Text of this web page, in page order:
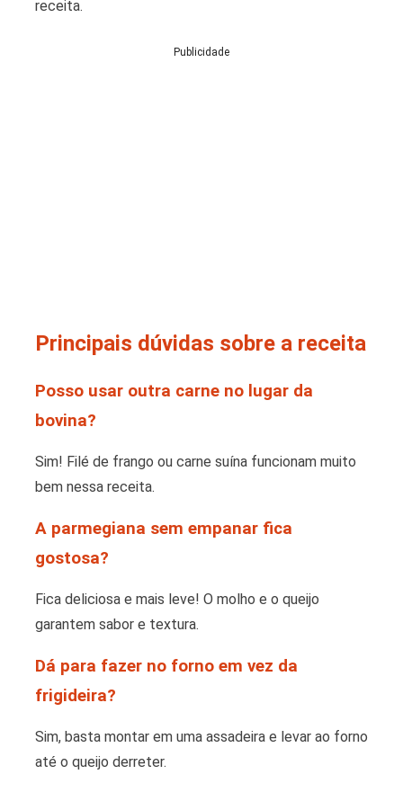
receita.
Publicidade
Principais dúvidas sobre a receita
Posso usar outra carne no lugar da
bovina?
Sim! Filé de frango ou carne suína funcionam muito
bem nessa receita.
A parmegiana sem empanar fica
gostosa?
Fica deliciosa e mais leve! O molho e o queijo
garantem sabor e textura.
Dá para fazer no forno em vez da
frigideira?
Sim, basta montar em uma assadeira e levar ao forno
até o queijo derreter.